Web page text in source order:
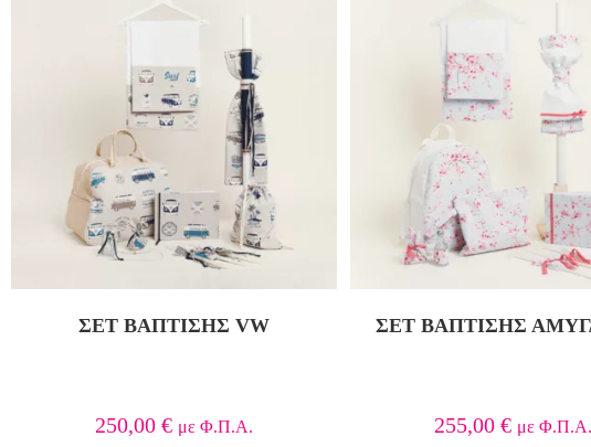
ΣΕΤ ΒΑΠΤΙΣΗΣ VW
250,00 € με Φ.Π.Α.
ΣΕΤ ΒΑΠΤΙΣΗΣ
255,00€ με Φ.Π.Α.